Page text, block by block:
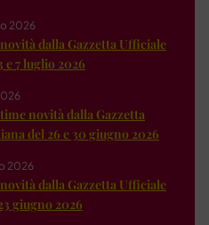
2026
dalla Gazzetta Ufficiale
e 7 luglio 2026
novità dalla Gazzetta
del 26 e 30 giugno 2026
2026
dalla Gazzetta Ufficiale
giugno 2026